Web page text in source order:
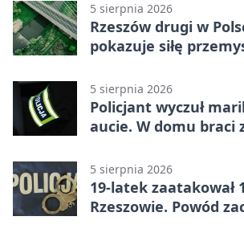
5 sierpnia 2026
Rzeszów drugi w
pokazuje siłę
5 sierpnia 2026
Policjant wyczuł
aucie. W domu braci
5 sierpnia 2026
19-latek zaatakował
Rzeszowie. Powód